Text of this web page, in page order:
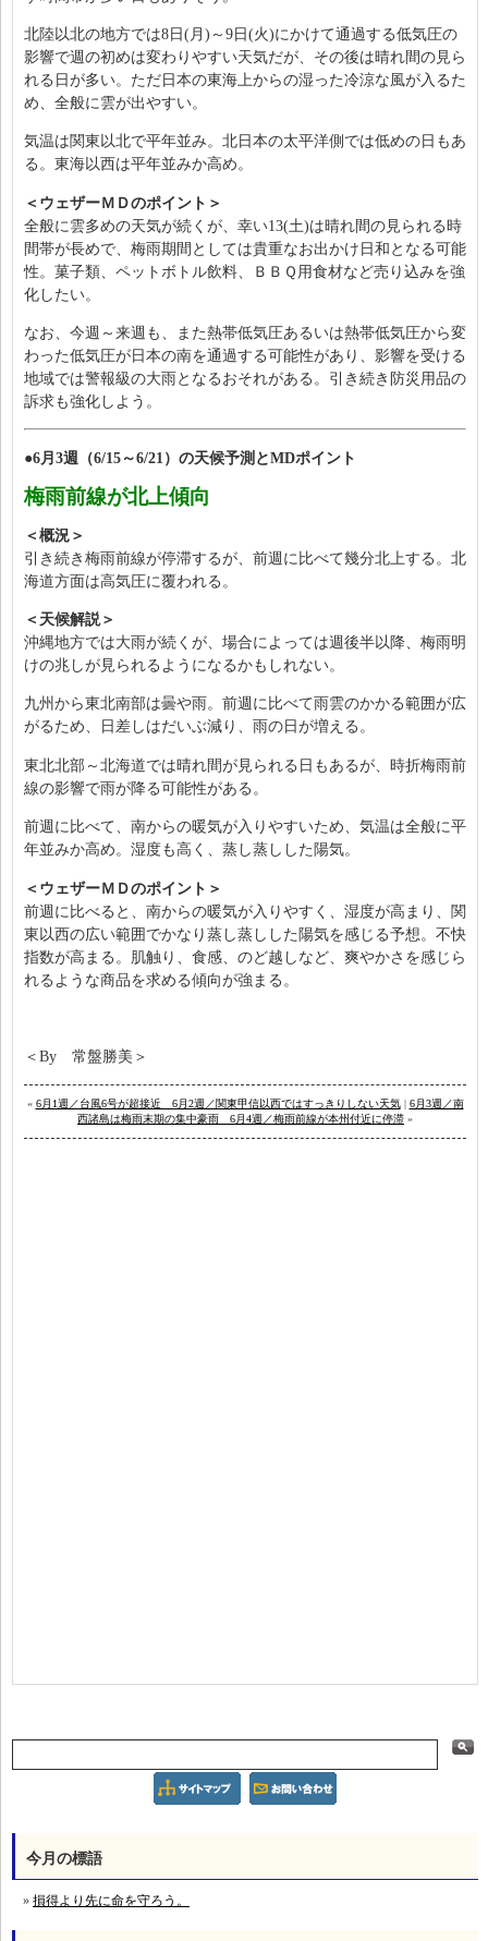
北陸以北の地方では8日(月)～9日(火)にかけて通過する低気圧の
影響で週の初めは変わりやすい天気だが、その後は晴れ間の見ら
れる日が多い。ただ日本の東海上からの湿った冷涼な風が入るた
め、全般に雲が出やすい。
気温は関東以北で平年並み。北日本の太平洋側では低めの日もあ
る。東海以西は平年並みか高め。
＜ウェザーＭＤのポイント＞
全般に雲多めの天気が続くが、幸い13(土)は晴れ間の見られる時
間帯が長めで、梅雨期間としては貴重なお出かけ日和となる可能
性。菓子類、ペットボトル飲料、ＢＢＱ用食材など売り込みを強
化したい。
なお、今週～来週も、また熱帯低気圧あるいは熱帯低気圧から変
わった低気圧が日本の南を通過する可能性があり、影響を受ける
地域では警報級の大雨となるおそれがある。引き続き防災用品の
訴求も強化しよう。
●6月3週（6/15～6/21）の天候予測とMDポイント
梅雨前線が北上傾向
＜概況＞
引き続き梅雨前線が停滞するが、前週に比べて幾分北上する。北
海道方面は高気圧に覆われる。
＜天候解説＞
沖縄地方では大雨が続くが、場合によっては週後半以降、梅雨明
けの兆しが見られるようになるかもしれない。
九州から東北南部は曇や雨。前週に比べて雨雲のかかる範囲が広
がるため、日差しはだいぶ減り、雨の日が増える。
東北北部～北海道では晴れ間が見られる日もあるが、時折梅雨前
線の影響で雨が降る可能性がある。
前週に比べて、南からの暖気が入りやすいため、気温は全般に平
年並みか高め。湿度も高く、蒸し蒸しした陽気。
＜ウェザーＭＤのポイント＞
前週に比べると、南からの暖気が入りやすく、湿度が高まり、関
東以西の広い範囲でかなり蒸し蒸しした陽気を感じる予想。不快
指数が高まる。肌触り、食感、のど越しなど、爽やかさを感じら
れるような商品を求める傾向が強まる。
＜By 常盤勝美＞
« 6月1週／台風6号が超接近 6月2週／関東甲信以西ではすっきりしない天気| 6月3週／南
西諸島は梅雨末期の集中豪雨 6月4週／梅雨前線が本州付近に停滞 »
今月の標語
損得より先に命を守ろう。